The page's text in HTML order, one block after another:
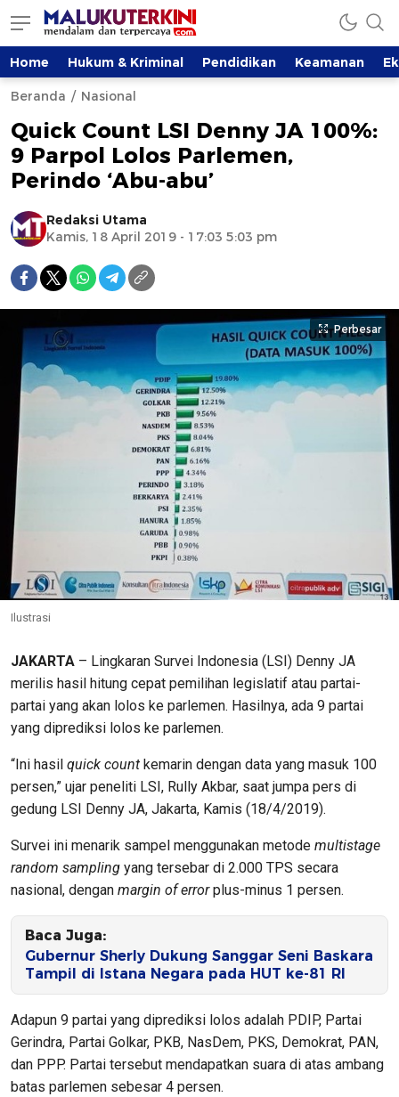
Home Hukum & Kriminal Pendidikan Keamanan
Beranda Nasional
Quick Count LSI Denny JA 100%:
9 Parpol Lolos Parlemen,
Perindo ‘Abu-abu’
Redaksi Utama
Kamis, 18 April 2019 - 17:03 5:03 pm
Perbesar
Ilustrasi
JAKARTA – Lingkaran Survei Indonesia (LSI) Denny JA
merilis hasil hitung cepat pemilihan legislatif atau partai-
partai yang akan lolos ke parlemen. Hasilnya, ada 9 partai
yang diprediksi lolos ke parlemen.
“Ini hasil quick count kemarin dengan data yang masuk 100
persen,” ujar peneliti LSI, Rully Akbar, saat jumpa pers di
gedung LSI Denny JA, Jakarta, Kamis (18/4/2019).
Survei ini menarik sampel menggunakan metode multistage
random sampling yang tersebar di 2.000 TPS secara
nasional, dengan margin of errorplus-minus 1 persen.
Baca Juga:
Gubernur Sherly Dukung Sanggar Seni Baskara
Tampil di Istana Negara pada HUT ke-81 RI
Adapun 9 partai yang diprediksi lolos adalah PDIP, Partai
Gerindra, Partai Golkar, PKB, NasDem, PKS, Demokrat, PAN,
dan PPP. Partai tersebut mendapatkan suara di atas ambang
batas parlemen sebesar 4 persen.